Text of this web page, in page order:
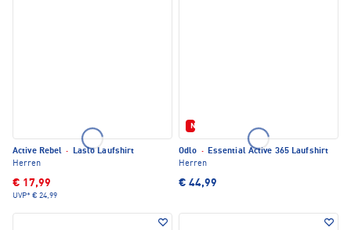
Active Rebel ·
Laslo Laufshirt
Herren
€ 17,99
UVP* € 24,99
Neu
Odlo · Essential Active 365 Laufshirt
Herren
€ 44,99